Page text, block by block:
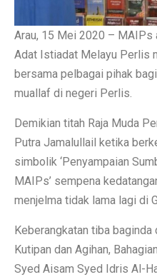
Arau, 15 Mei 2020 – MAIPs
Adat Istiadat Melayu Perlis
bersama pelbagai pihak
muallaf di negeri Perlis.
Demikian titah Raja Muda
Putra Jamalullail ketika
simbolik ‘Penyampaian
MAIPs’ sempena
menjelma tidak lama lagi di
Keberangkatan tiba
Kutipan dan Agihan,
Syed Aisam Syed Idris Al-